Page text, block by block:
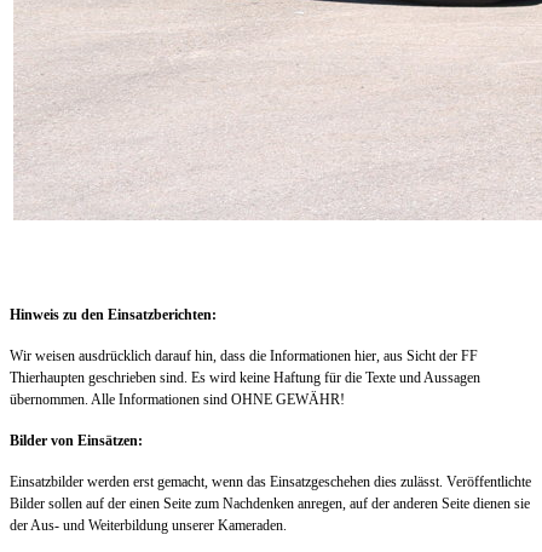
Hinweis zu den Einsatzberichten:
Wir weisen ausdrücklich darauf hin, dass die Informationen hier, aus Sicht der FF
Thierhaupten geschrieben sind. Es wird keine Haftung für die Texte und Aussagen
übernommen. Alle Informationen sind OHNE GEWÄHR!
Bilder von Einsätzen:
Einsatzbilder werden erst gemacht, wenn das Einsatzgeschehen dies zulässt. Veröffentlichte
Bilder sollen auf der einen Seite zum Nachdenken anregen, auf der anderen Seite dienen sie
der Aus- und Weiterbildung unserer Kameraden.